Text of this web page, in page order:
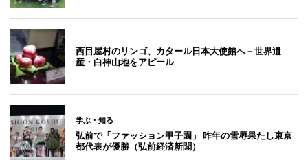
西目屋村のリンゴ、カタール日本大使館へ－世界遺
産・白神山地をアピール
学ぶ・知る
弘前で「ファッション甲子園」 昨年の雪辱果たし東京
都代表が優勝（弘前経済新聞）